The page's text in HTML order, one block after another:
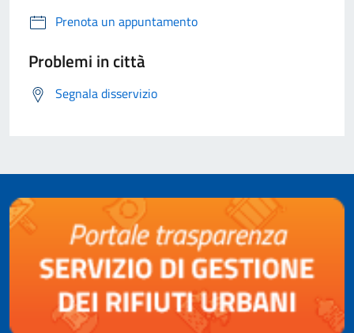
Prenota un appuntamento
Problemi in città
Segnala disservizio